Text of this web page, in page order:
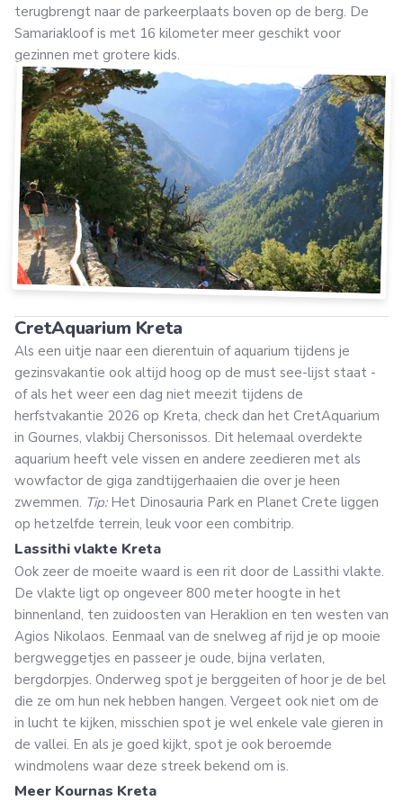
terugbrengt naar de parkeerplaats boven op de berg. De
Samariakloof is met 16 kilometer meer geschikt voor
gezinnen met grotere kids.
CretAquarium Kreta
Als een uitje naar een dierentuin of aquarium tijdens je
gezinsvakantie ook altijd hoog op de must see-lijst staat -
of als het weer een dag niet meezit tijdens de
herfstvakantie 2026 op Kreta, check dan het CretAquarium
in Gournes, vlakbij Chersonissos. Dit helemaal overdekte
aquarium heeft vele vissen en andere zeedieren met als
wowfactor de giga zandtijgerhaaien die over je heen
zwemmen. Tip:Het Dinosauria Park en Planet Crete liggen
op hetzelfde terrein, leuk voor een combitrip.
Lassithi vlakte Kreta
Ook zeer de moeite waard is een rit door de Lassithi vlakte.
De vlakte ligt op ongeveer 800 meter hoogte in het
binnenland, ten zuidoosten van Heraklion en ten westen van
Agios Nikolaos. Eenmaal van de snelweg af rijd je op mooie
bergweggetjes en passeer je oude, bijna verlaten,
bergdorpjes. Onderweg spot je berggeiten of hoor je de bel
die ze om hun nek hebben hangen. Vergeet ook niet om de
in lucht te kijken, misschien spot je wel enkele vale gieren in
de vallei. En als je goed kijkt, spot je ook beroemde
windmolens waar deze streek bekend om is.
Meer Kournas Kreta